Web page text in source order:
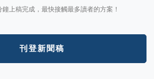
上稿完成，最快接觸最多讀者的方案！
刊登新聞稿